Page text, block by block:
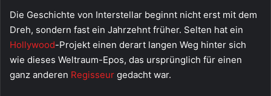
Die Geschichte von Interstellar beginnt nicht erst mit dem
Dreh, sondern fast ein Jahrzehnt früher. Selten hat ein
Hollywood-Projekt einen derart langen Weg hinter sich
wie dieses Weltraum-Epos, das ursprünglich für einen
ganz anderen Regisseur gedacht war.